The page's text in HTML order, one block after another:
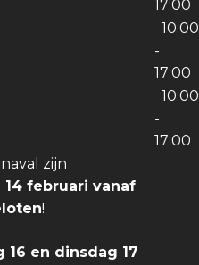
17:00
10:00
-
17:00
10:00
-
17:00
zijn
februari vanaf
!
16 en dinsdag 17